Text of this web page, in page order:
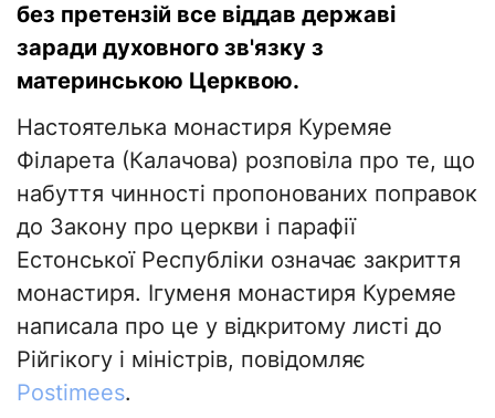
без претензій все віддав державі
заради духовного зв'язку з
материнською Церквою.
Настоятелька монастиря Куремяе
Філарета (Калачова) розповіла про те, що
набуття чинності пропонованих поправок
до Закону про церкви і парафії
Естонської Республіки означає закриття
монастиря. Ігуменя монастиря Куремяе
написала про це у відкритому листі до
Рійгікогу і міністрів, повідомляє
Postimees.